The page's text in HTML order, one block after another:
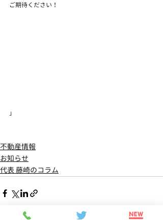
ご期待ください！
」
不動産情報
お知らせ
代表 藤崎のコラム